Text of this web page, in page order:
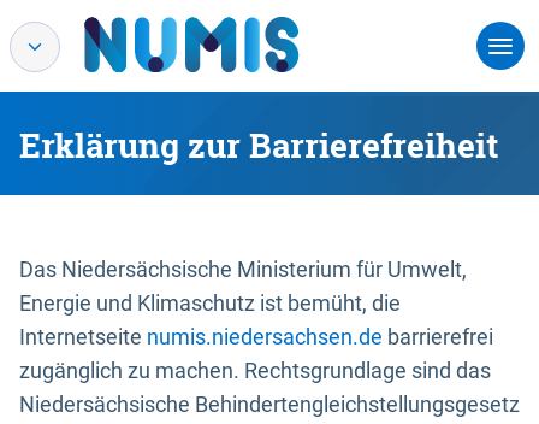
Erklärung zur Barrierefreiheit
Das Niedersächsische Ministerium für Umwelt,
Energie und Klimaschutz ist bemüht, die
Internetseite numis.niedersachsen.de barrierefrei
zugänglich zu machen. Rechtsgrundlage sind das
Niedersächsische Behindertengleichstellungsgesetz